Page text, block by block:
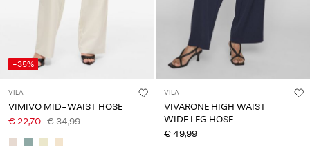
-35%
VILA
VIMIVO MID-WAIST HOSE
€ 22,70 € 34,99
VILA
VIVARONE HIGH WAIST
WIDE LEG HOSE
€ 49,99